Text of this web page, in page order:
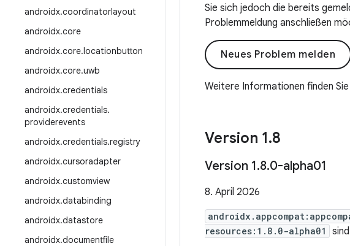
androidx.coordinatorlayout
androidx.core
androidx.core.locationbutton
androidx.core.uwb
androidx.credentials
androidx.credentials.
providerevents
androidx.credentials.registry
androidx.cursoradapter
androidx.customview
androidx.databinding
androidx.datastore
androidx.documentfile
Sie sich jedoch die bereits
Problemmeldung anschließen
Neues Problem melden
Weitere Informationen finden
Version 1.8
Version 1.8.0-alpha01
8. April 2026
resources:1.8.0-alpha01